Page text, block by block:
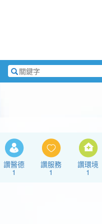
搜
尋
讚醫德
1
讚服務
1
讚環境
1